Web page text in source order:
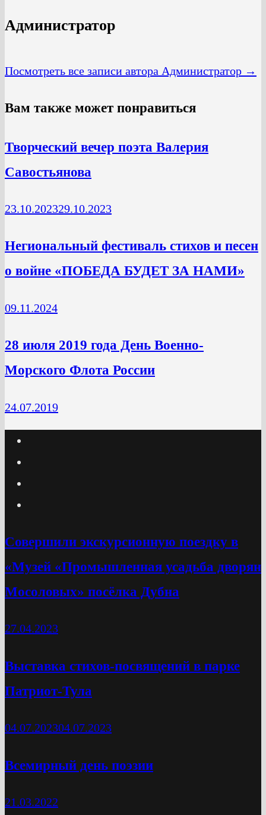
Администратор
Посмотреть все записи автора Администратор →
Вам также может понравиться
Творческий вечер поэта Валерия
Савостьянова
23.10.202329.10.2023
Hегиональный фестиваль стихов и песен
о войне «ПОБЕДА БУДЕТ ЗА НАМИ»
09.11.2024
28 июля 2019 года День Военно-
Морского Флота России
24.07.2019
Cовершили экскурсионную поездку в
«Музей «Промышленная усадьба дворян
Мосоловых» посёлка Дубна
27.04.2023
Выставка стихов-посвящений в парке
Патриот-Тула
04.07.202304.07.2023
Всемирный день поэзии
21.03.2022